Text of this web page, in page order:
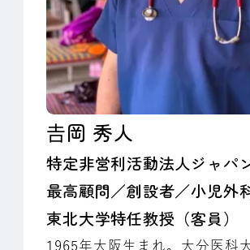
𠮷岡 秀人
特定非営利活動法人ジャパ
最高顧問／創設者／小児外
東北大学特任教授（客員）
1965年大阪生まれ。大分医科